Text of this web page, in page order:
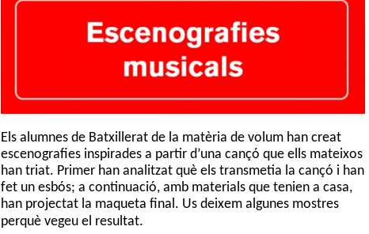
Els alumnes de Batxillerat de la matèria de volum han creat
escenografies inspirades a partir d’una cançó que ells mateixos
han triat. Primer han analitzat què els transmetia la cançó i han
fet un esbós; a continuació, amb materials que tenien a casa,
han projectat la maqueta final. Us deixem algunes mostres
perquè vegeu el resultat.